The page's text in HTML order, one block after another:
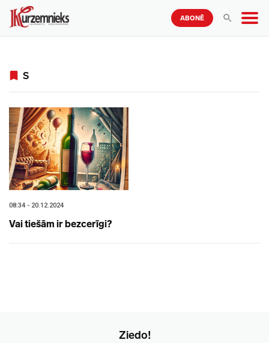
ABONĒ
S
08:34 - 20.12.2024
Vai tiešām ir bezcerīgi?
Ziedo!